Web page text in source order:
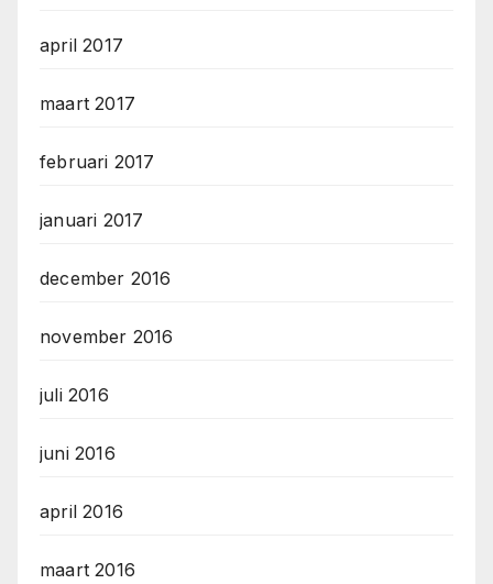
april 2017
maart 2017
februari 2017
januari 2017
december 2016
november 2016
juli 2016
juni 2016
april 2016
maart 2016